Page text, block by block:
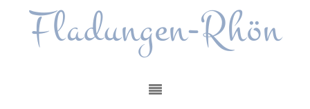
Fladungen-Rhön